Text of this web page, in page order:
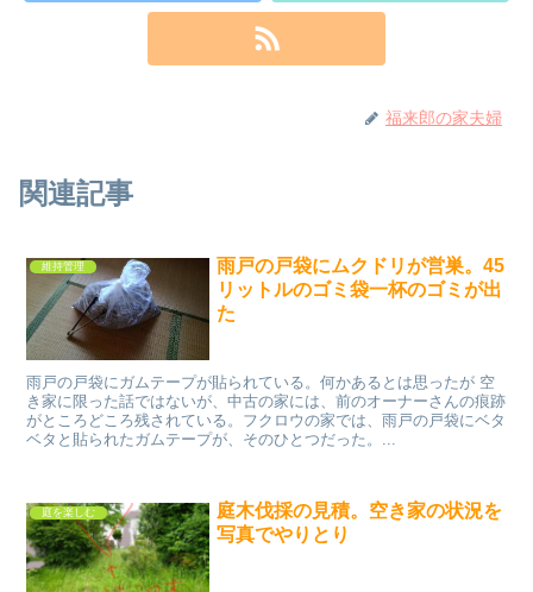
福来郎の家夫婦
関連記事
維持管理
雨戸の戸袋にムクドリが営巣。45
リットルのゴミ袋一杯のゴミが出
た
雨戸の戸袋にガムテープが貼られている。何かあるとは思ったが 空
き家に限った話ではないが、中古の家には、前のオーナーさんの痕跡
がところどころ残されている。フクロウの家では、雨戸の戸袋にベタ
ベタと貼られたガムテープが、そのひとつだった。...
庭を楽しむ
庭木伐採の見積。空き家の状況を
写真でやりとり